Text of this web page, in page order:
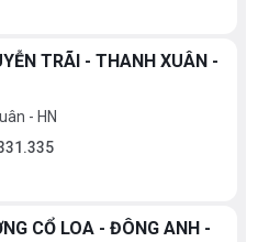
được trang bị 8 chương
65°C)
TRÃI - THANH XUÂN -
- HN
CỔ LOA - ĐÔNG ANH -